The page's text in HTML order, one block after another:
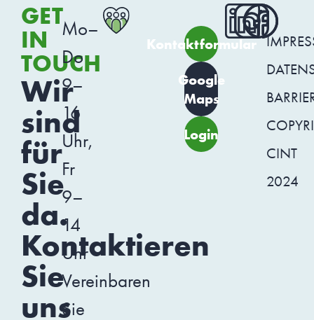
GET
IN
TOUCH
Wir
sind
für
Sie
da.
Kontaktieren
Sie
uns
Mo–
Do
9–
16
Uhr,
Fr
9–
14
Uhr
Vereinbaren
Sie
Kontaktformular
Google
Maps
Login
CINT
2024